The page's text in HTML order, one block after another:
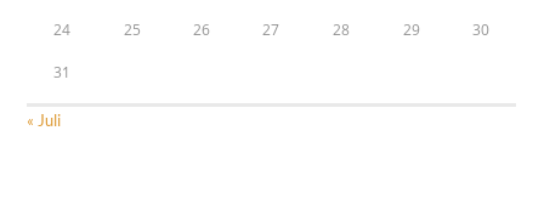
24 25 26 27 28 29 30
31
« Juli